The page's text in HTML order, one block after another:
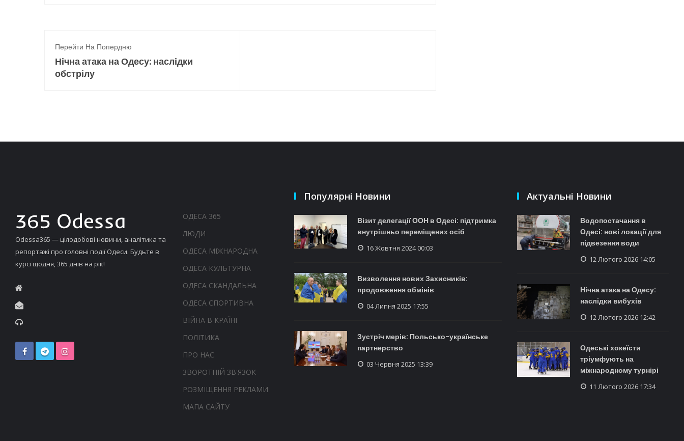
Перейти На Попердню
Нічна атака на Одесу: наслідки
обстрілу
Odessa365 — цілодобові новини, аналітика та
репортажі про головні події Одеси. Будьте в
курсі щодня, 365 днів на рік!
ОДЕСА 365
ЛЮДИ
ОДЕСА МІЖНАРОДНА
ОДЕСА КУЛЬТУРНА
ОДЕСА СКАНДАЛЬНА
ОДЕСА СПОРТИВНА
ВІЙНА В КРАЇНІ
ПОЛІТИКА
ПРО НАС
ЗВОРОТНІЙ ЗВ'ЯЗОК
РОЗМІЩЕННЯ РЕКЛАМИ
МАПА САЙТУ
Популярні Новини
Візит делегації ООН в Одесі: підтримка
внутрішньо переміщених осіб
16 Жовтня 2024 00:03
Визволення нових Захисників:
продовження обмінів
04 Липня 2025 17:55
Зустріч мерів: Польсько-українське
партнерство
03 Червня 2025 13:39
Актуальні Новини
Водопостачання в
Одесі: нові локації для
підвезення води
12 Лютого 2026 14:05
Нічна атака на Одесу:
наслідки вибухів
12 Лютого 2026 12:42
Одеські хокеїсти
тріумфують на
міжнародному турнірі
11 Лютого 2026 17:34